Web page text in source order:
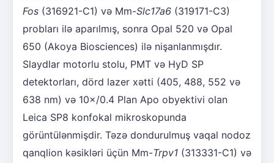
Fos (316921-C1) və Mm-Slc17a6 (319171-C3)
probları ilə aparılmış, sonra Opal 520 və Opal
650 (Akoya Biosciences) ilə nişanlanmışdır.
Slaydlar motorlu stolu, PMT və HyD SP
detektorları, dörd lazer xətti (405, 488, 552 və
638 nm) və 10×/0.4 Plan Apo obyektivi olan
Leica SP8 konfokal mikroskopunda
görüntülənmişdir. Təzə dondurulmuş vaqal nodoz
qanqlion kəsikləri üçün Mm-Trpv1 (313331-C1) və